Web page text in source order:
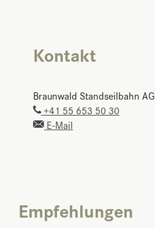
Kontakt
Braunwald Standseilbahn AG
+41 55 653 50 30
E-Mail
Empfehlungen